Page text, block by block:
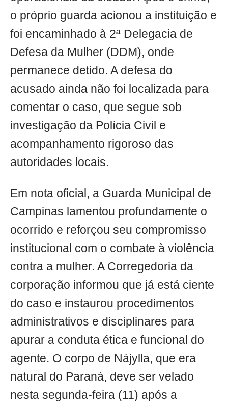
o próprio guarda acionou a instituição e
foi encaminhado à 2ª Delegacia de
Defesa da Mulher (DDM), onde
permanece detido. A defesa do
acusado ainda não foi localizada para
comentar o caso, que segue sob
investigação da Polícia Civil e
acompanhamento rigoroso das
autoridades locais.
Em nota oficial, a Guarda Municipal de
Campinas lamentou profundamente o
ocorrido e reforçou seu compromisso
institucional com o combate à violência
contra a mulher. A Corregedoria da
corporação informou que já está ciente
do caso e instaurou procedimentos
administrativos e disciplinares para
apurar a conduta ética e funcional do
agente. O corpo de Nájylla, que era
natural do Paraná, deve ser velado
nesta segunda-feira (11) após a